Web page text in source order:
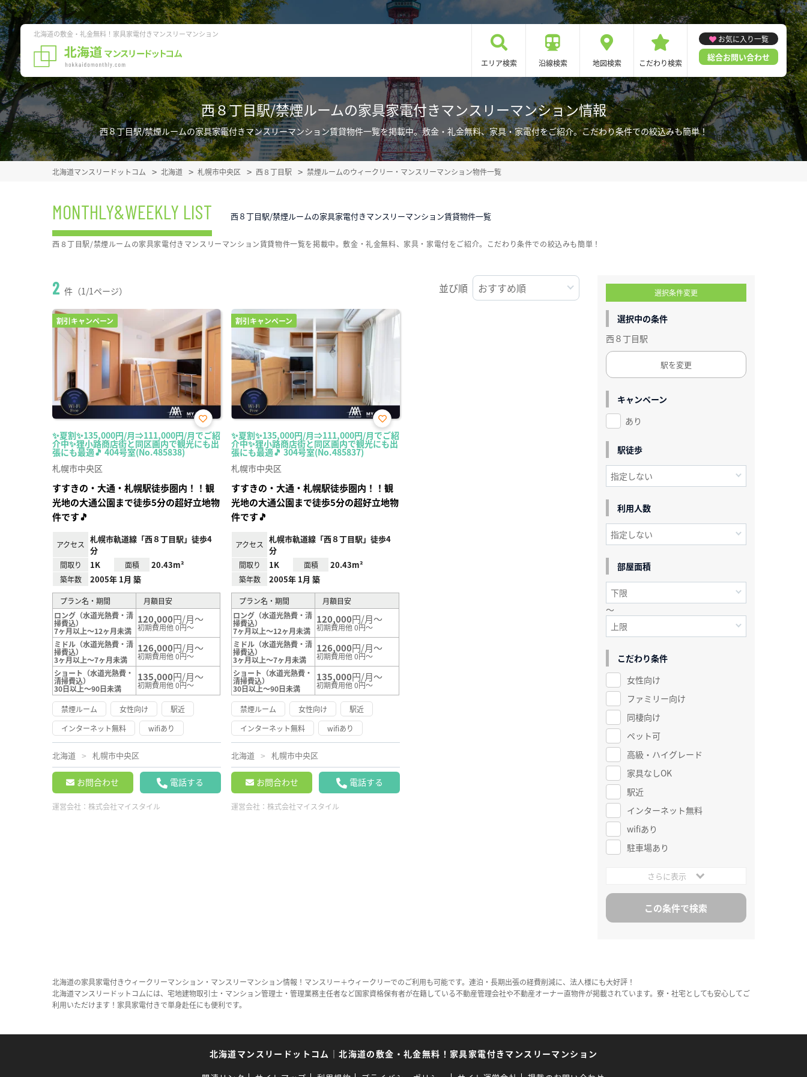
北海道の敷金・礼金無料！家具家電付きマンスリーマンション
エリア検索 沿線検索 地図検索 こだわり検索
お気に入り一覧
総合お問い合わせ
西８丁目駅/禁煙ルームの家具家電付きマンスリーマンション情報
西８丁目駅/禁煙ルームの家具家電付きマンスリーマンション賃貸物件一覧を掲載中。敷金・礼金無料、家具・家電付をご紹介。こだわり条件での絞込みも簡単！
北海道マンスリードットコム 北海道 札幌市中央区 西８丁目駅 禁煙ルームのウィークリー・マンスリーマンション物件一覧
MONTHLY&WEEKLY LIST 西８丁目駅/禁煙ルームの家具家電付きマンスリーマンション賃貸物件一覧
2 件（1/1ページ） 並び順
割引キャンペーン
✨夏割✨135,000円/月⇒111,000円/月でご紹
介中✨狸小路商店街と同区画内で観光にも出
張にも最適🎵 404号室(No.485838)
お気
に入
り登
札幌市中央区
すすきの・大通・札幌駅徒歩圏内！！観
光地の大通公園まで徒歩5分の超好立地物
件です🎵
アクセス
札幌市軌道線「西８丁目駅」徒歩4
分
間取り 1K 面積 20.43m²
築年数 2005年 1月 築
プラン名・期間
月額目安
ロング（水道光熱費・清
掃費込）
7ヶ月以上～12ヶ月未満
120,000円/月～
初期費用他 0円～
ミドル（水道光熱費・清
掃費込）
3ヶ月以上～7ヶ月未満
126,000円/月～
初期費用他 0円～
ショート（水道光熱費・
清掃費込）
30日以上～90日未満
135,000円/月～
初期費用他 0円～
禁煙ルーム 女性向け
駅近
インターネット無料
wifiあり
北海道 札幌市中央区
お問合わせ 電話する
運営会社： 株式会社マイスタイル
割引キャンペーン
✨夏割✨135,000円/月⇒111,000円/月でご紹
介中✨狸小路商店街と同区画内で観光にも出
張にも最適🎵 304号室(No.485837)
お気
に入
り登
札幌市中央区
すすきの・大通・札幌駅徒歩圏内！！観
光地の大通公園まで徒歩5分の超好立地物
件です🎵
アクセス
札幌市軌道線「西８丁目駅」徒歩4
分
間取り 1K 面積 20.43m²
築年数 2005年 1月 築
プラン名・期間
月額目安
ロング（水道光熱費・清
掃費込）
7ヶ月以上～12ヶ月未満
120,000円/月～
初期費用他 0円～
ミドル（水道光熱費・清
掃費込）
3ヶ月以上～7ヶ月未満
126,000円/月～
初期費用他 0円～
ショート（水道光熱費・
清掃費込）
30日以上～90日未満
135,000円/月～
初期費用他 0円～
禁煙ルーム 女性向け
駅近
インターネット無料
wifiあり
北海道 札幌市中央区
お問合わせ 電話する
運営会社：株式会社マイスタイル
西８丁目駅/禁煙ルームの家具家電付きマンスリーマンション賃貸物件一覧を掲載中。敷金・礼金無料、家具・家電付をご紹介。こだわり条件での絞込みも簡単！
選択条件変更
選択中の条件
西８丁目駅
駅を変更
キャンペーン
あり
駅徒歩
利用人数
部屋面積
～
こだわり条件
女性向け
ファミリー向け
同棲向け
ペット可
高級・ハイグレード
家具なしOK
駅近
インターネット無料
wifiあり
駐車場あり
さらに表示
北海道の家具家電付きウィークリーマンション・マンスリーマンション情報！マンスリー＋ウィークリーでのご利用も可能です。連泊・長期出張の経費削減に、法人様にも大好評！
北海道マンスリードットコムには、宅地建物取引士・マンション管理士・管理業務主任者など国家資格保有者が在籍している不動産管理会社や不動産オーナー直物件が掲載されています。寮・社宅としても安心してご
利用いただけます！家具家電付きで単身赴任にも便利です。
北海道マンスリードットコム ｜北海道の敷金・礼金無料！家具家電付きマンスリーマンション